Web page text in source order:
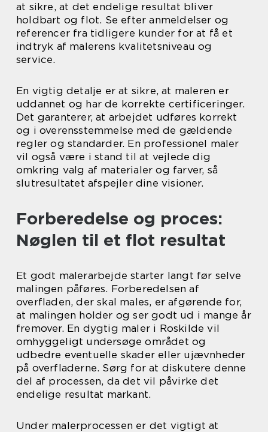
at sikre, at det endelige resultat bliver
holdbart og flot. Se efter anmeldelser og
referencer fra tidligere kunder for at få et
indtryk af malerens kvalitetsniveau og
service.
En vigtig detalje er at sikre, at maleren er
uddannet og har de korrekte certificeringer.
Det garanterer, at arbejdet udføres korrekt
og i overensstemmelse med de gældende
regler og standarder. En professionel maler
vil også være i stand til at vejlede dig
omkring valg af materialer og farver, så
slutresultatet afspejler dine visioner.
Forberedelse og proces:
Nøglen til et flot resultat
Et godt malerarbejde starter langt før selve
malingen påføres. Forberedelsen af
overfladen, der skal males, er afgørende for,
at malingen holder og ser godt ud i mange år
fremover. En dygtig maler i Roskilde vil
omhyggeligt undersøge området og
udbedre eventuelle skader eller ujævnheder
på overfladerne. Sørg for at diskutere denne
del af processen, da det vil påvirke det
endelige resultat markant.
Under malerprocessen er det vigtigt at